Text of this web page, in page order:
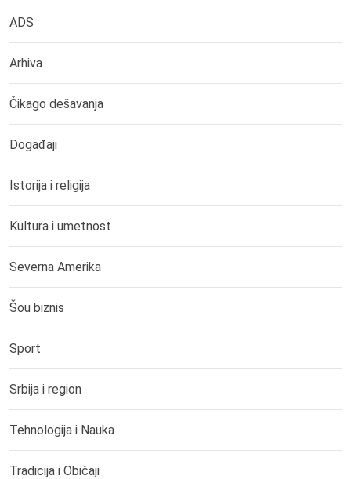
ADS
Arhiva
Čikago dešavanja
Događaji
Istorija i religija
Kultura i umetnost
Severna Amerika
Šou biznis
Sport
Srbija i region
Tehnologija i Nauka
Tradicija i Običaji